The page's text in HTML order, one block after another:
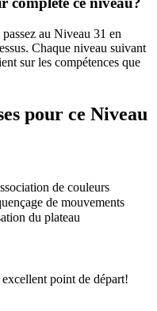
passez au Niveau 31 en
Chaque niveau suivant
sur les compétences que
pour ce Niveau
de couleurs
de mouvements
du plateau
point de départ!